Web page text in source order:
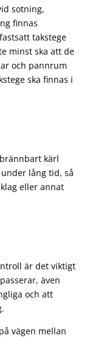
sotning,
finnas
takstege
minst ska att de
och pannrum
ska finnas i
kärl
lång tid, så
eller annat
är det viktigt
även
och att
vägen mellan